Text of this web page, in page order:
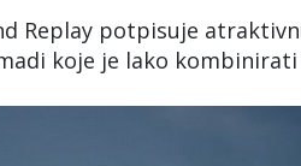
Replay potpisuje
koje je lako